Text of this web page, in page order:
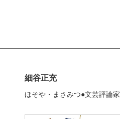
細谷正充
ほそや・まさみつ●文芸評論家